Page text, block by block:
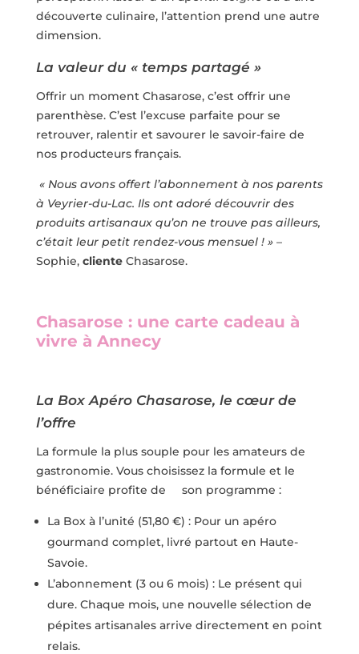
découverte culinaire, l’attention prend une autre
dimension.
La valeur du « temps partagé »
Offrir un moment Chasarose, c’est offrir une
parenthèse. C’est l’excuse parfaite pour se
retrouver, ralentir et savourer le savoir-faire de
nos producteurs français.
« Nous avons offert l’abonnement à nos parents
à Veyrier-du-Lac. Ils ont adoré découvrir des
produits artisanaux qu’on ne trouve pas ailleurs,
c’était leur petit rendez-vous mensuel ! »–
Sophie, clienteChasarose.
Chasarose : une carte cadeau à
vivre à Annecy
La Box Apéro Chasarose, le cœur de
l’offre
La formule la plus souple pour les amateurs de
gastronomie. Vous choisissez la formule et le
bénéficiaire profite de son programme :
La Box à l’unité (51,80 €) : Pour un apéro
gourmand complet, livré partout en Haute-
Savoie.
L’abonnement (3 ou 6 mois) : Le présent qui
dure. Chaque mois, une nouvelle sélection de
pépites artisanales arrive directement en point
relais.